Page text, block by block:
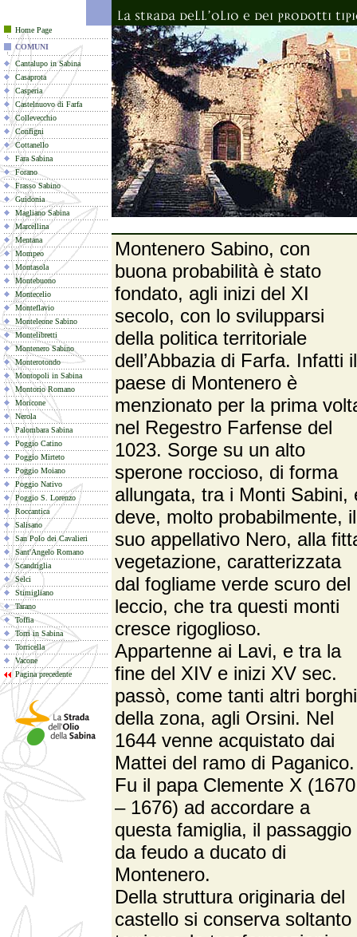
Home Page
COMUNI
Cantalupo in Sabina
Casaprota
Casperia
Castelnuovo di Farfa
Collevecchio
Configni
Cottanello
Fara Sabina
Forano
Frasso Sabino
Guidonia
Magliano Sabina
Marcellina
Mentana
Mompeo
Montasola
Montebuono
Montecelio
Monteflavio
Monteleone Sabino
Montelibretti
Montenero Sabino
Monterotondo
Montopoli in Sabina
Montorio Romano
Moricone
Nerola
Palombara Sabina
Poggio Catino
Poggio Mirteto
Poggio Moiano
Poggio Nativo
Poggio S. Lorenzo
Roccantica
Salisano
San Polo dei Cavalieri
Sant'Angelo Romano
Scandriglia
Selci
Stimigliano
Tarano
Toffia
Torri in Sabina
Torricella
Vacone
Pagina precedente
Montenero Sabino, con
buona probabilità è stato
fondato, agli inizi del XI
secolo, con lo svilupparsi
della politica territoriale
dell’Abbazia di Farfa. Infatti il
paese di Montenero è
menzionato per la prima
nel Regestro Farfense del
1023. Sorge su un alto
sperone roccioso, di forma
allungata, tra i Monti Sabini,
deve, molto probabilmente, il
suo appellativo Nero, alla
vegetazione, caratterizzata
dal fogliame verde scuro del
leccio, che tra questi monti
cresce rigoglioso.
Appartenne ai Lavi, e tra la
fine del XIV e inizi XV sec.
passò, come tanti altri borghi
della zona, agli Orsini. Nel
1644 venne acquistato dai
Mattei del ramo di Paganico.
Fu il papa Clemente X (1670
– 1676) ad accordare a
questa famiglia, il passaggio
da feudo a ducato di
Montenero.
Della struttura originaria del
castello si conserva soltanto